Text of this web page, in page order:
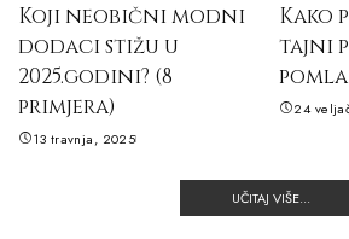
Koji neobični modni
dodaci stižu u
2025.godini? (8
primjera)
13 travnja, 2025
Kako
tajni
24
UČITAJ VIŠE...